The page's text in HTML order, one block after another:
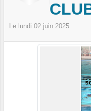
Le lundi 02 juin 2025